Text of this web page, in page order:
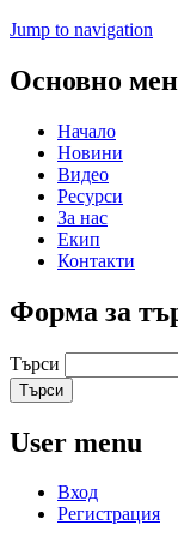
Jump to navigation
Основно
Начало
Новини
Видео
Ресурси
За нас
Екип
Контакти
Форма за
Търси
User menu
Вход
Регистрация